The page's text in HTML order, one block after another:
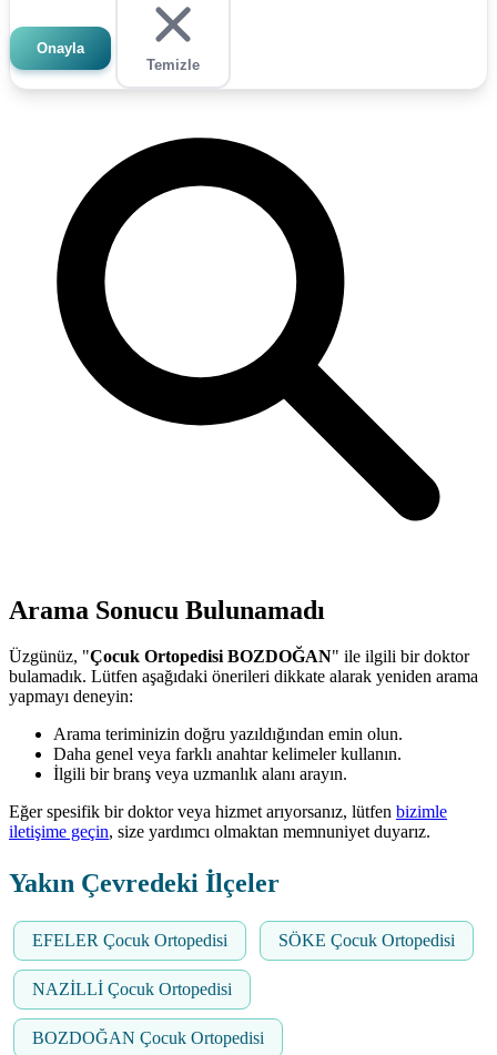
Onayla
Temizle
Arama Sonucu Bulunamadı
Üzgünüz, "Çocuk Ortopedisi BOZDOĞAN" ile ilgili bir doktor
bulamadık. Lütfen aşağıdaki önerileri dikkate alarak yeniden arama
yapmayı deneyin:
Arama teriminizin doğru yazıldığından emin olun.
Daha genel veya farklı anahtar kelimeler kullanın.
İlgili bir branş veya uzmanlık alanı arayın.
Eğer spesifik bir doktor veya hizmet arıyorsanız, lütfen bizimle
iletişime geçin, size yardımcı olmaktan memnuniyet duyarız.
Yakın Çevredeki İlçeler
EFELER Çocuk Ortopedisi SÖKE Çocuk Ortopedisi
NAZİLLİ Çocuk Ortopedisi
BOZDOĞAN Çocuk Ortopedisi